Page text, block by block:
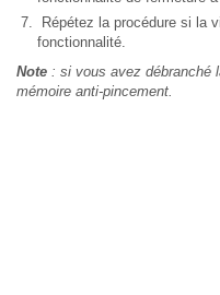
Répétez la procédure si la
fonctionnalité.
Note : si vous avez débranché
mémoire anti-pincement.